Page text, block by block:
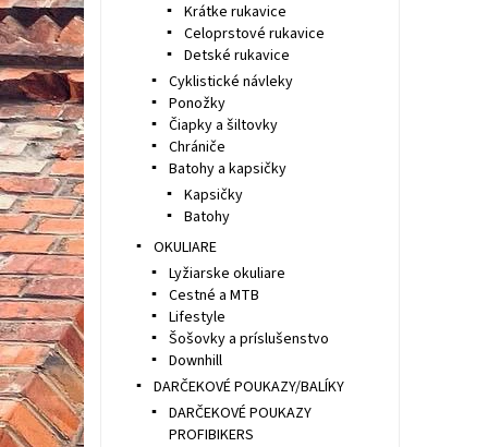
Krátke rukavice
Celoprstové rukavice
Detské rukavice
Cyklistické návleky
Ponožky
Čiapky a šiltovky
Chrániče
Batohy a kapsičky
Kapsičky
Batohy
OKULIARE
Lyžiarske okuliare
Cestné a MTB
Lifestyle
Šošovky a príslušenstvo
Downhill
DARČEKOVÉ POUKAZY/BALÍKY
DARČEKOVÉ POUKAZY
PROFIBIKERS